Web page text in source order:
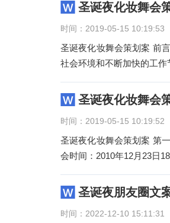
圣诞夜化妆舞会
时间：2019-05-15 10:19:53
圣诞夜化妆舞会策划案 前
社会环境和不断加快的工
圣诞夜化妆舞会
时间：2019-05-15 10:19:52
圣诞夜化妆舞会策划案 第
会时间：2010年12月23日
圣诞夜朋友圈文
时间：2022-12-10 15:11:31